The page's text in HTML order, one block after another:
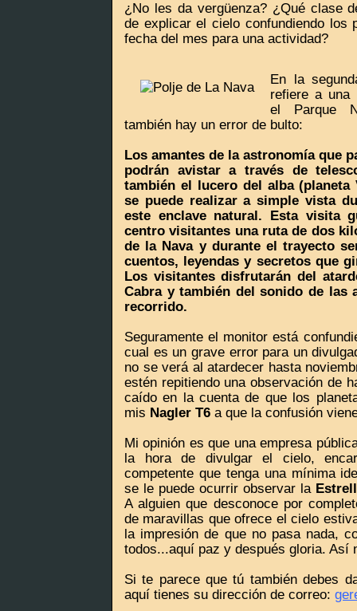
¿No les da vergüenza? ¿Qué clase
de explicar el cielo confundiendo los
fecha del mes para una actividad?
En la
refiere a una
el Parque
también hay un error de bulto:
Los amantes de la astronomía que
podrán avistar a través de
también el lucero del alba (planeta
se puede realizar a simple vista
este enclave natural. Esta visita
centro visitantes una ruta de dos
de la Nava y durante el trayecto
cuentos, leyendas y secretos que
Los visitantes disfrutarán del
Cabra y también del sonido de las
recorrido.
Seguramente el monitor está
cual es un grave error para un
no se verá al atardecer hasta
estén repitiendo una observación de
caído en la cuenta de que los
mis Nagler T6 a que la confusión
Mi opinión es que una empresa
la hora de divulgar el cielo,
competente que tenga una mínima
se le puede ocurrir observar la
A alguien que desconoce por
de maravillas que ofrece el cielo
la impresión de que no pasa nada,
todos...aquí paz y después gloria. Así
Si te parece que tú también debes
aquí tienes su dirección de correo: